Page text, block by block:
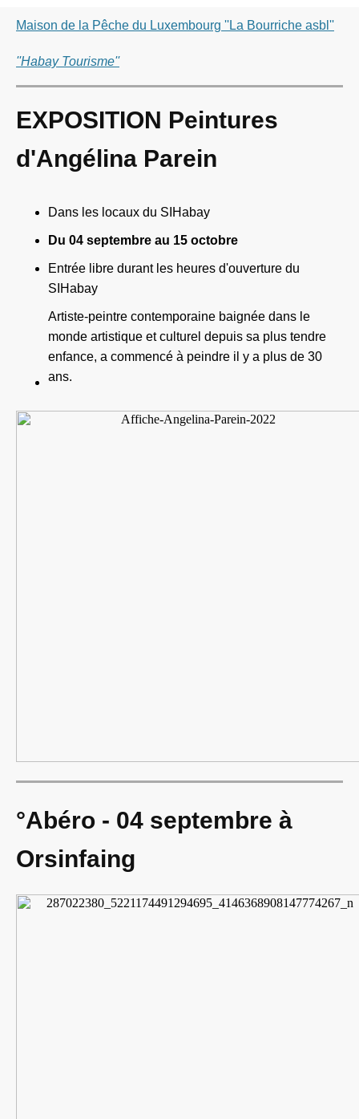
Maison de la Pêche du Luxembourg ''La Bourriche asbl''
''Habay Tourisme''
EXPOSITION Peintures
d'Angélina Parein
Dans les locaux du SIHabay
Du 04 septembre au 15 octobre
Entrée libre durant les heures d'ouverture du
SIHabay
Artiste-peintre contemporaine baignée dans le
monde artistique et culturel depuis sa plus tendre
enfance, a commencé à peindre il y a plus de 30
ans.
°Abéro - 04 septembre à
Orsinfaing